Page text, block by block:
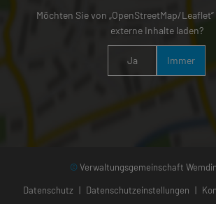
Möchten Sie von „OpenStreetMap/
externe Inhalte laden?
Ja Immer
© Verwaltungsgemeinschaft
Datenschutz | Datenschutzeinstellungen |